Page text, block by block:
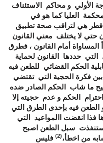
الأولي و محاكم الاستئناف
العليا كما هو في
قطر هي لتراقب صحة تطبيق
حتي لا يختلف معني القانون
أمام القانون ، فطرق
حددها القانون لحماية
الحكم القضائي للطعن فيه
فكرة الحجية التي تقتضي
ما شاب الحكم الصادر ضده
الحكم و عدم حجيته إلا
فيه بإحدى الطرق التي
انقضت االمواعيد التي
سبل الطعن اصبح
من اخطأ،(2)
فليس